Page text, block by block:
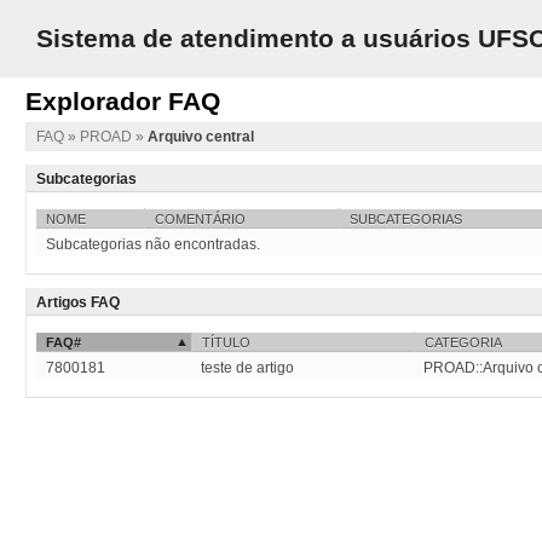
Sistema de atendimento a usuários
Explorador FAQ
FAQ » PROAD » Arquivo central
Subcategorias
NOME COMENTÁRIO SUBCATEGORIAS
Subcategorias não encontradas.
Artigos FAQ
FAQ# TÍTULO CATEGORIA
7800181 teste de artigo PROAD::Arquivo